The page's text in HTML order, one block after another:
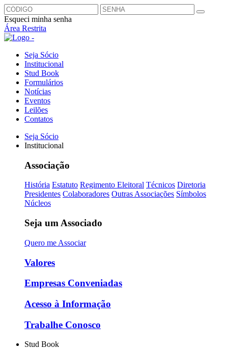
Esqueci minha senha
Área Restrita
Seja Sócio
Institucional
Stud Book
Formulários
Notícias
Eventos
Leilões
Contatos
Seja Sócio
Institucional
Associação
História Estatuto Regimento Eleitoral Técnicos Diretoria
Presidentes Colaboradores Outras Associações Símbolos
Núcleos
Seja um Associado
Quero me Associar
Valores
Empresas Conveniadas
Acesso à Informação
Trabalhe Conosco
Stud Book